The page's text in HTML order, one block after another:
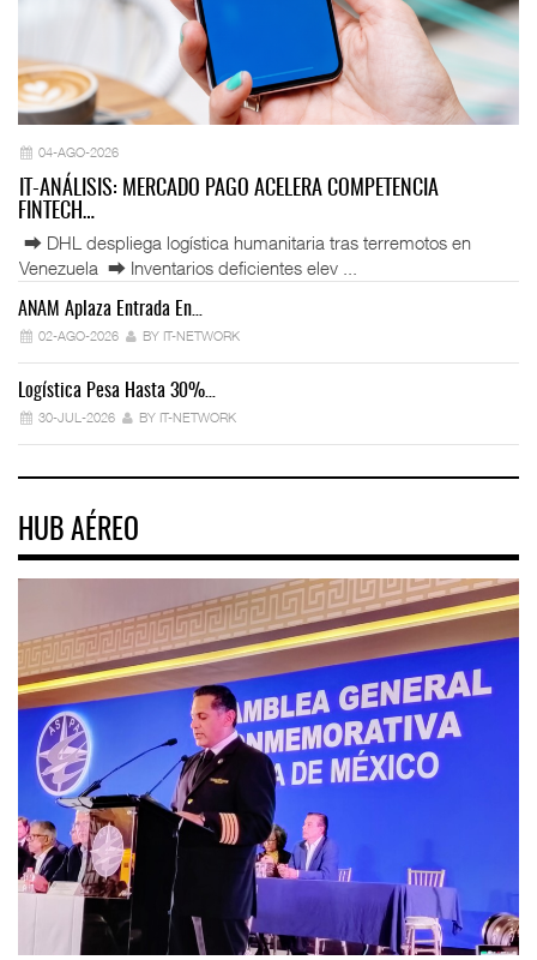
04-AGO-2026
IT-ANÁLISIS: MERCADO PAGO ACELERA COMPETENCIA
FINTECH…
⮕ DHL despliega logística humanitaria tras terremotos en
Venezuela ⮕ Inventarios deficientes elev ...
ANAM Aplaza Entrada En…
02-AGO-2026 BY IT-NETWORK
Logística Pesa Hasta 30%…
30-JUL-2026 BY IT-NETWORK
HUB AÉREO